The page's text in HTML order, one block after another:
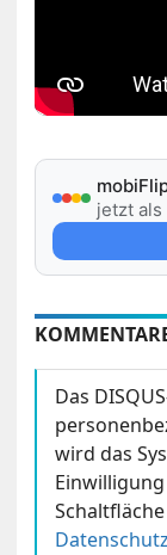
jetzt als
Das
wird das